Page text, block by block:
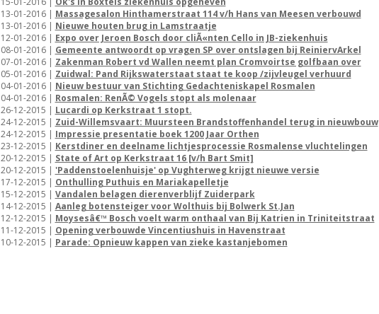
13-01-2016 | Massagesalon Hinthamerstraat 114 v/h Hans van Meesen verbouwd
13-01-2016 | Nieuwe houten brug in Lamstraatje
12-01-2016 | Expo over Jeroen Bosch door cliÃ«nten Cello in JB-ziekenhuis
08-01-2016 | Gemeente antwoordt op vragen SP over ontslagen bij ReiniervArkel
07-01-2016 | Zakenman Robert vd Wallen neemt plan Cromvoirtse golfbaan over
05-01-2016 | Zuidwal: Pand Rijkswaterstaat staat te koop /zijvleugel verhuurd
04-01-2016 | Nieuw bestuur van Stichting Gedachteniskapel Rosmalen
04-01-2016 | Rosmalen: RenÃ© Vogels stopt als molenaar
26-12-2015 | Lucardi op Kerkstraat 1 stopt.
24-12-2015 | Zuid-Willemsvaart: Muursteen Brandstoffenhandel terug in nieuwbouw
24-12-2015 | Impressie presentatie boek 1200 Jaar Orthen
23-12-2015 | Kerstdiner en deelname lichtjesprocessie Rosmalense vluchtelingen
20-12-2015 | State of Art op Kerkstraat 16 [v/h Bart Smit]
20-12-2015 | 'Paddenstoelenhuisje' op Vughterweg krijgt nieuwe versie
17-12-2015 | Onthulling Puthuis en Mariakapelletje
15-12-2015 | Vandalen belagen dierenverblijf Zuiderpark
14-12-2015 | Aanleg botensteiger voor Wolthuis bij Bolwerk St.Jan
12-12-2015 | Moysesâ€™ Bosch voelt warm onthaal van Bij Katrien in Triniteitstraat
11-12-2015 | Opening verbouwde Vincentiushuis in Havenstraat
10-12-2015 | Parade: Opnieuw kappen van zieke kastanjebomen